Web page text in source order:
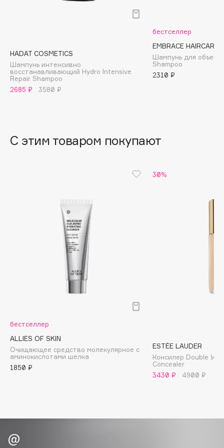
Balmain Hair Couture
Banderas
Basicare
Beautyblades
НОВИНКА
Boadicea The Victorious
BOOMSHOP
BORK
Brunello Cucinelli
Bvlgari
HADAT COSMETICS
Шампунь интенсивно
восстанавливающий Hydro Intensive
Repair Shampoo
2685 ₽
3580 ₽
бестселлер
EMBRACE HAIRCARE
Шампунь для объема
Shampoo
2310 ₽
С этим товаром покупают
бестселлер
ALLIES OF SKIN
Очищающее средство молекулярное с
аминокислотами шелка
1850 ₽
30%
ESTÉE LAUDER
Консилер Double
Concealer
3430 ₽
4900 ₽